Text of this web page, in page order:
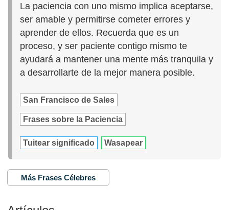
La paciencia con uno mismo implica aceptarse,
ser amable y permitirse cometer errores y
aprender de ellos. Recuerda que es un
proceso, y ser paciente contigo mismo te
ayudará a mantener una mente más tranquila y
a desarrollarte de la mejor manera posible.
San Francisco de Sales
Frases sobre la Paciencia
Tuitear significado Wasapear
Más Frases Célebres